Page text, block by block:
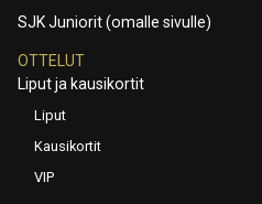
SJK Juniorit (omalle sivulle)
OTTELUT
Liput ja kausikortit
Liput
Kausikortit
VIP